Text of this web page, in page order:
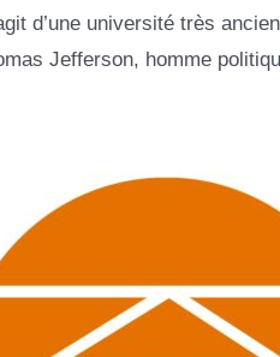
d’une université très
Jefferson, homme